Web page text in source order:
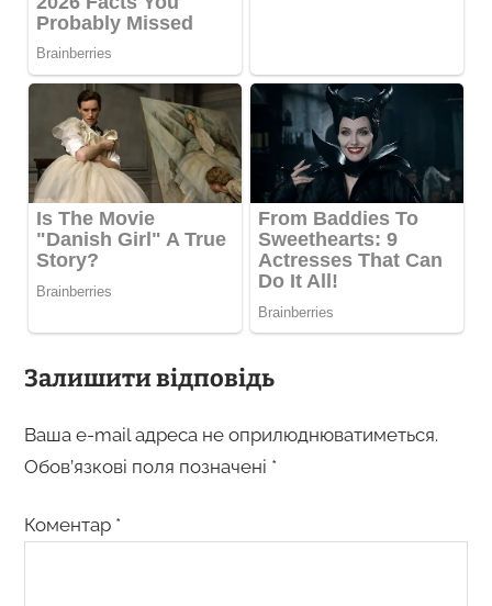
Залишити відповідь
Ваша e-mail адреса не оприлюднюватиметься.
Обов’язкові поля позначені *
Коментар *